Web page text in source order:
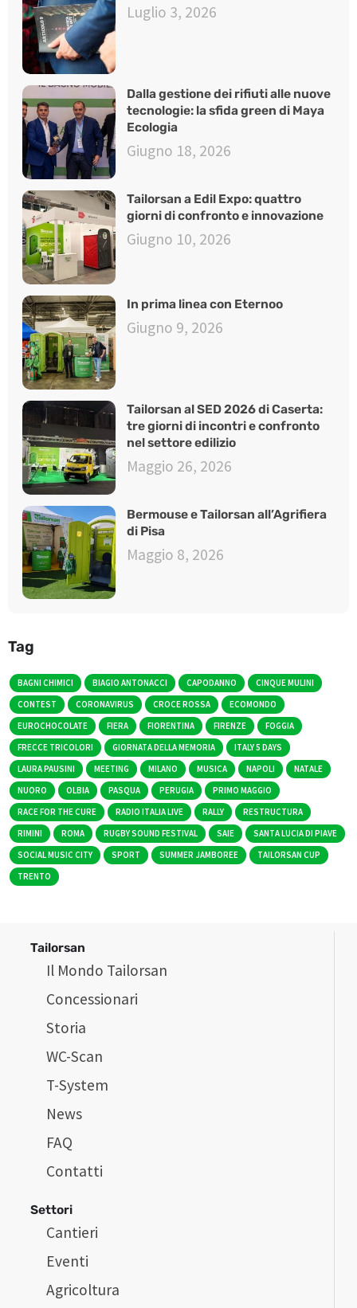
Luglio 3, 2026
Dalla gestione dei rifiuti alle nuove
tecnologie: la sfida green di Maya
Ecologia
Giugno 18, 2026
Tailorsan a Edil Expo: quattro
giorni di confronto e innovazione
Giugno 10, 2026
In prima linea con Eternoo
Giugno 9, 2026
Tailorsan al SED 2026 di Caserta:
tre giorni di incontri e confronto
nel settore edilizio
Maggio 26, 2026
Bermouse e Tailorsan all’Agrifiera
di Pisa
Maggio 8, 2026
Tag
BAGNI CHIMICI BIAGIO ANTONACCI CAPODANNO
CINQUE MULINI
CONTEST
CORONAVIRUS CROCE ROSSA
ECOMONDO
EUROCHOCOLATE
FIERA FIORENTINA FIRENZE
FOGGIA
FRECCE TRICOLORI
GIORNATA DELLA MEMORIA
ITALY 5 DAYS
LAURA PAUSINI
MEETING MILANO MUSICA NAPOLI
NATALE
NUORO
OLBIA PASQUA PERUGIA
PRIMO MAGGIO
RACE FOR THE CURE
RADIO ITALIA LIVE RALLY
RESTRUCTURA
RIMINI
ROMA RUGBY SOUND FESTIVAL SAIE
SANTA LUCIA DI PIAVE
SOCIAL MUSIC CITY
SPORT SUMMER JAMBOREE
TAILORSAN CUP
TRENTO
Tailorsan
Il Mondo Tailorsan
Concessionari
Storia
WC-Scan
T-System
News
FAQ
Contatti
Settori
Cantieri
Eventi
Agricoltura